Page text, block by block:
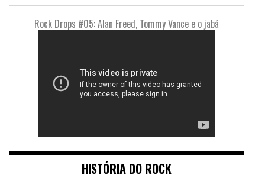
Rock Drops #05: Alan Freed, Tommy Vance e o jabá
HISTÓRIA DO ROCK